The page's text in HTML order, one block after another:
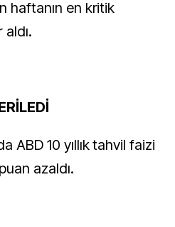
haftanın en kritik
aldı.
ABD 10 yıllık tahvil faizi
azaldı.